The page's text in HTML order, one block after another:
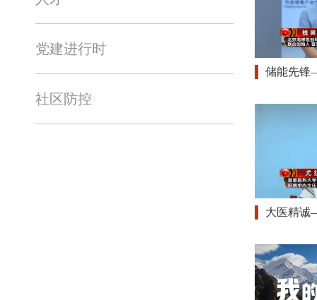
党建进行时
社区防控
储能先
大医精